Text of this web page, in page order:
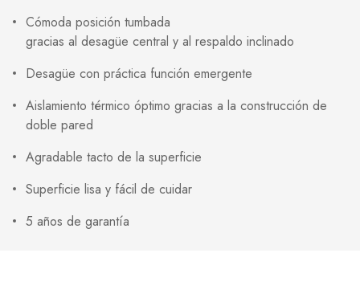
Cómoda posición tumbada
gracias al desagüe central y al respaldo inclinado
Desagüe con práctica función emergente
Aislamiento térmico óptimo gracias a la construcción de
doble pared
Agradable tacto de la superficie
Superficie lisa y fácil de cuidar
5 años de garantía